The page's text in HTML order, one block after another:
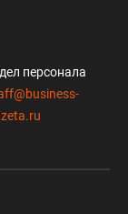
персонала